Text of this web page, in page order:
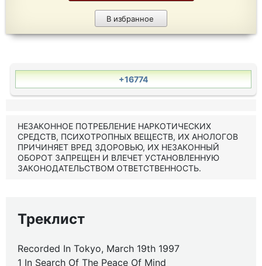
В избранное
+16774
НЕЗАКОННОЕ ПОТРЕБЛЕНИЕ НАРКОТИЧЕСКИХ
СРЕДСТВ, ПСИХОТРОПНЫХ ВЕЩЕСТВ, ИХ АНОЛОГОВ
ПРИЧИНЯЕТ ВРЕД ЗДОРОВЬЮ, ИХ НЕЗАКОННЫЙ
ОБОРОТ ЗАПРЕЩЕН И ВЛЕЧЕТ УСТАНОВЛЕННУЮ
ЗАКОНОДАТЕЛЬСТВОМ ОТВЕТСТВЕННОСТЬ.
Треклист
Recorded In Tokyo, March 19th 1997
1 In Search Of The Peace Of Mind